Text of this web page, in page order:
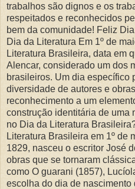
trabalhos são dignos e os
respeitados e reconhecidos
bem da comunidade! Feliz
Dia da Literatura Em 1º de
Literatura Brasileira, data em
Alencar, considerado um dos
brasileiros. Um dia específico
diversidade de autores e
reconhecimento a um
construção identitária de uma
no Dia da Literatura
Literatura Brasileira em 1º de
1829, nasceu o escritor José
obras que se tornaram
como O guarani (1857),
escolha do dia de nascimento